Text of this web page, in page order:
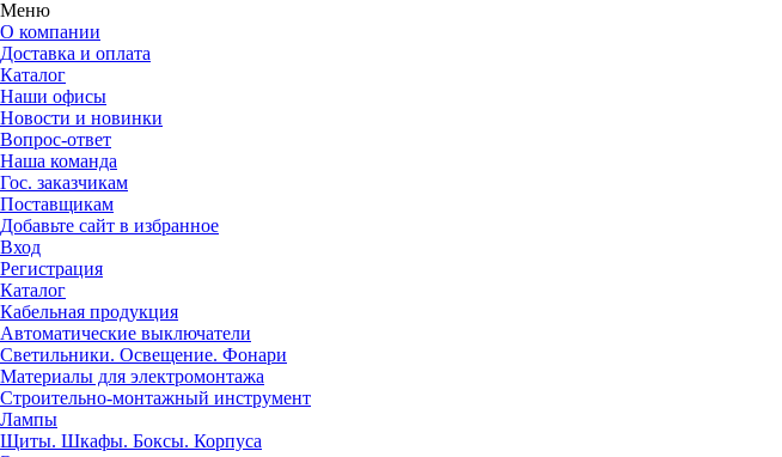
Меню
О компании
Доставка и оплата
Каталог
Наши офисы
Новости и новинки
Вопрос-ответ
Наша команда
Гос. заказчикам
Поставщикам
Добавьте сайт в избранное
Вход
Регистрация
Каталог
Кабельная продукция
Автоматические выключатели
Светильники. Освещение. Фонари
Материалы для электромонтажа
Строительно-монтажный инструмент
Лампы
Щиты. Шкафы. Боксы. Корпуса